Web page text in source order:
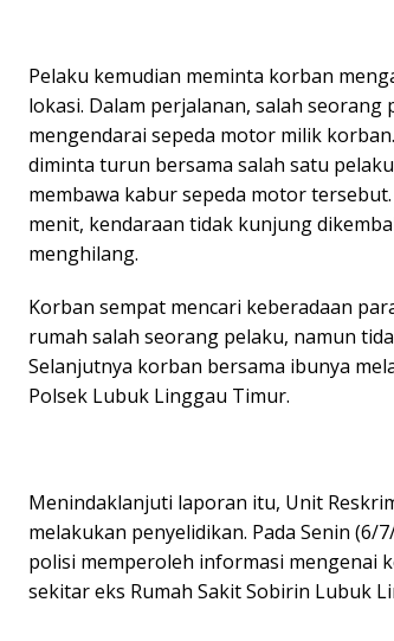
Pelaku kemudian meminta korban
lokasi. Dalam perjalanan, salah
mengendarai sepeda motor milik
diminta turun bersama salah satu
membawa kabur sepeda motor
menit, kendaraan tidak kunjung
menghilang.
Korban sempat mencari keberadaan
rumah salah seorang pelaku, namun
Selanjutnya korban bersama ibunya
Polsek Lubuk Linggau Timur.
Menindaklanjuti laporan itu, Unit
melakukan penyelidikan. Pada Senin (6/
polisi memperoleh informasi mengenai
sekitar eks Rumah Sakit Sobirin Lubuk